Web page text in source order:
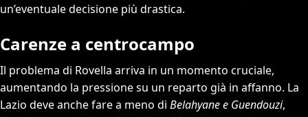
un’eventuale decisione più drastica.
Carenze a centrocampo
Il problema di Rovella arriva in un momento cruciale,
aumentando la pressione su un reparto già in affanno. La
Lazio deve anche fare a meno di Belahyane e Guendouzi,